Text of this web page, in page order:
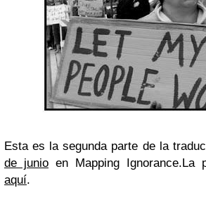
Esta es la segunda parte de la
de junio en Mapping Ignorance.La
aquí.